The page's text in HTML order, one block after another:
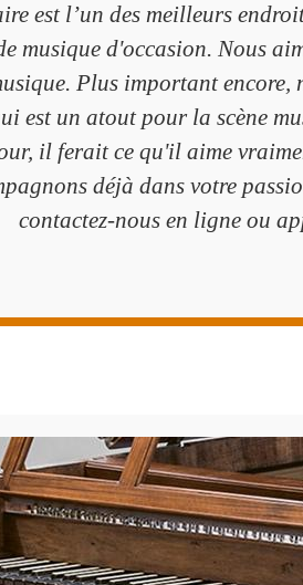
est l’un des meilleurs
musique d'occasion. Nous
Plus important
est un atout pour la scène
il ferait ce qu'il aime
déjà dans votre
contactez-nous en ligne ou